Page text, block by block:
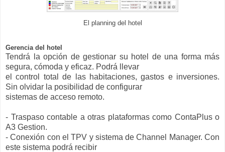
El planning del hotel
Gerencia del hotel
Tendrá la opción de gestionar su hotel de una forma más
segura, cómoda y eficaz. Podrá llevar
el control total de las habitaciones, gastos e inversiones.
Sin olvidar la posibilidad de configurar
sistemas de acceso remoto.
- Traspaso contable a otras plataformas como ContaPlus o
A3 Gestion.
- Conexión con el TPV y sistema de Channel Manager. Con
este sistema podrá recibir